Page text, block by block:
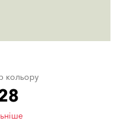
кольору